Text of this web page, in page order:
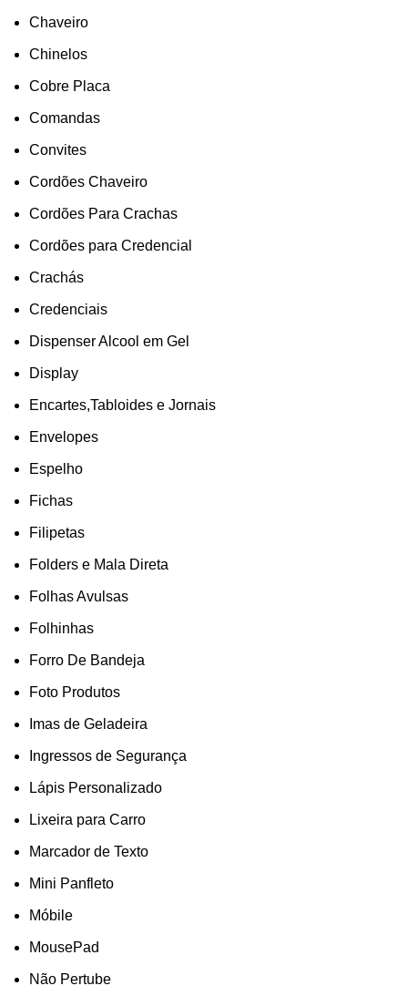
Chaveiro
Chinelos
Cobre Placa
Comandas
Convites
Cordões Chaveiro
Cordões Para Crachas
Cordões para Credencial
Crachás
Credenciais
Dispenser Alcool em Gel
Display
Encartes,Tabloides e Jornais
Envelopes
Espelho
Fichas
Filipetas
Folders e Mala Direta
Folhas Avulsas
Folhinhas
Forro De Bandeja
Foto Produtos
Imas de Geladeira
Ingressos de Segurança
Lápis Personalizado
Lixeira para Carro
Marcador de Texto
Mini Panfleto
Móbile
MousePad
Não Pertube